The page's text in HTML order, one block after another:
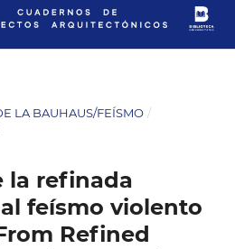
LA BAUHAUS/FEÍSMO /
la refinada
feísmo violento
Refined